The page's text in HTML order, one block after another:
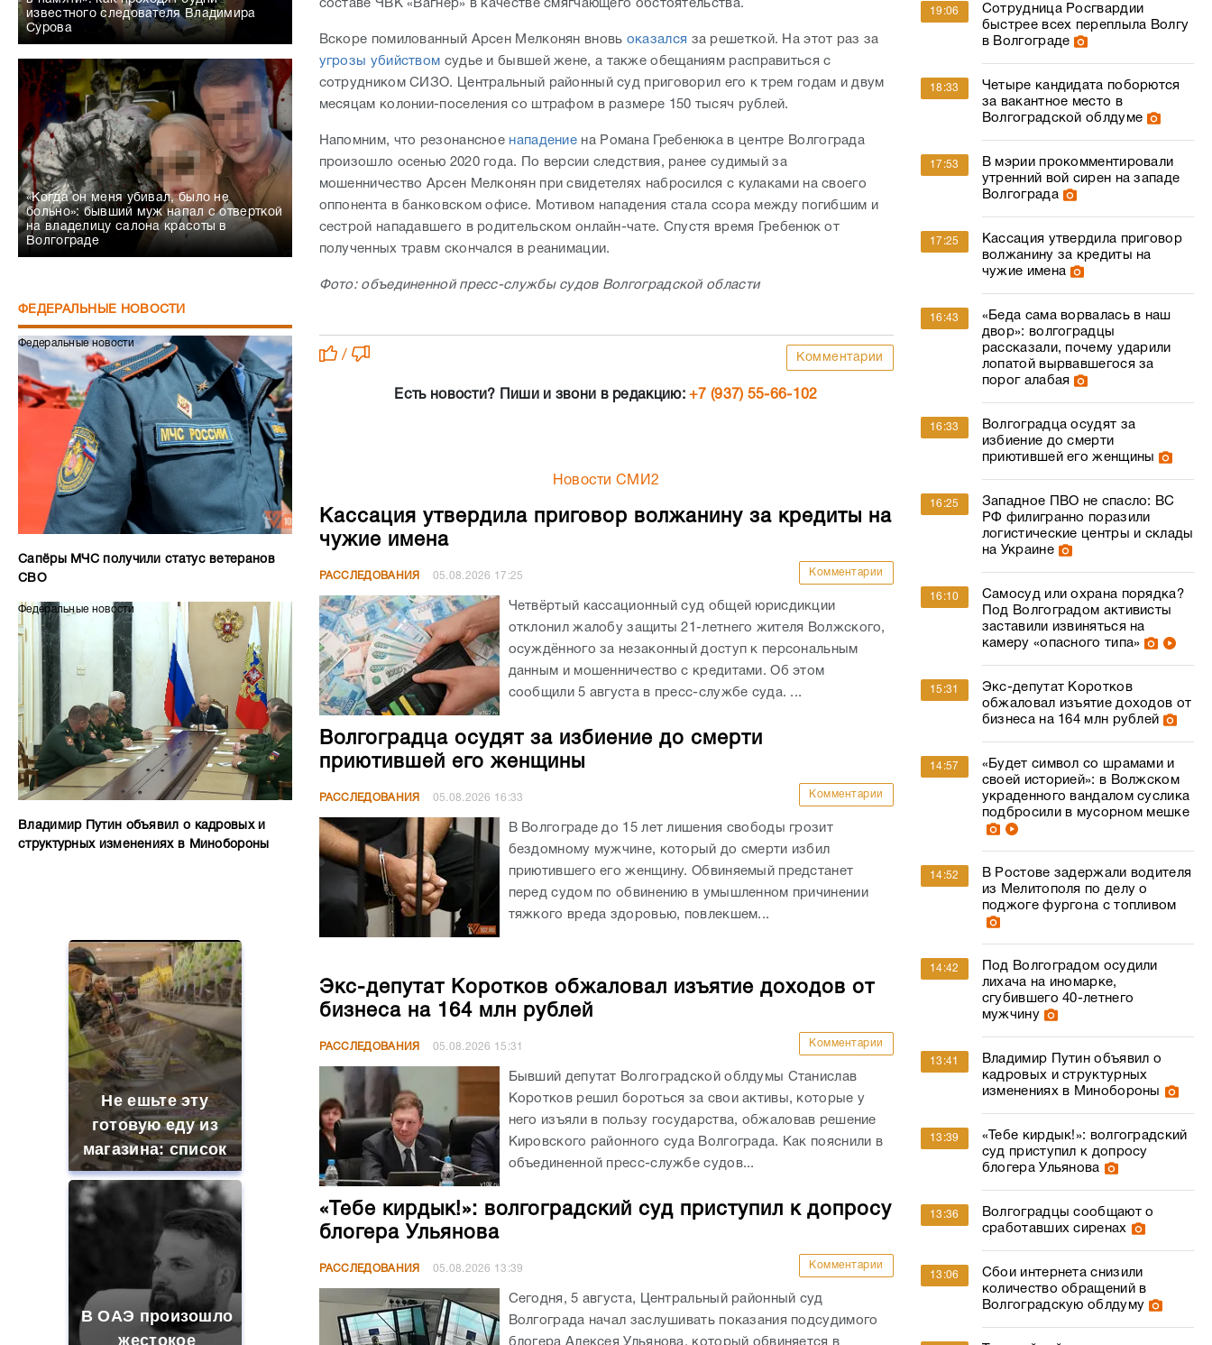
известного следователя Владимира
Сурова
«Когда он меня убивал, было не
больно»: бывший муж напал с отверткой
на владелицу салона красоты в
Волгограде
ФЕДЕРАЛЬНЫЕ НОВОСТИ
Федеральные новости
Сапёры МЧС получили статус ветеранов
СВО
Федеральные новости
Владимир Путин объявил о кадровых и
структурных изменениях в Минобороны
Не ешьте эту
готовую еду из
магазина: список
В ОАЭ произошло
жестокое
составе ЧВК «Вагнер» в качестве смягчающего обстоятельства.
Вскоре помилованный Арсен Мелконян вновь оказался за решеткой. На этот раз за
угрозы убийством судье и бывшей жене, а также обещаниям расправиться с
сотрудником СИЗО. Центральный районный суд приговорил его к трем годам и двум
месяцам колонии-поселения со штрафом в размере 150 тысяч рублей.
Напомним, что резонансное нападение на Романа Гребенюка в центре Волгограда
произошло осенью 2020 года. По версии следствия, ранее судимый за
мошенничество Арсен Мелконян при свидетелях набросился с кулаками на своего
оппонента в банковском офисе. Мотивом нападения стала ссора между погибшим и
сестрой нападавшего в родительском онлайн-чате. Спустя время Гребенюк от
полученных травм скончался в реанимации.
Фото: объединенной пресс-службы судов Волгоградской области
/ Комментарии
Есть новости? Пиши и звони в редакцию:+7 (937) 55-66-102
Новости СМИ2
Кассация утвердила приговор волжанину за кредиты на
чужие имена
РАССЛЕДОВАНИЯ 05.08.2026 17:25 Комментарии
Четвёртый кассационный суд общей юрисдикции
отклонил жалобу защиты 21-летнего жителя Волжского,
осуждённого за незаконный доступ к персональным
данным и мошенничество с кредитами. Об этом
сообщили 5 августа в пресс-службе суда. ...
Волгоградца осудят за избиение до смерти
приютившей его женщины
РАССЛЕДОВАНИЯ 05.08.2026 16:33 Комментарии
В Волгограде до 15 лет лишения свободы грозит
бездомному мужчине, который до смерти избил
приютившего его женщину. Обвиняемый предстанет
перед судом по обвинению в умышленном причинении
тяжкого вреда здоровью, повлекшем...
Экс-депутат Коротков обжаловал изъятие доходов от
бизнеса на 164 млн рублей
РАССЛЕДОВАНИЯ 05.08.2026 15:31 Комментарии
Бывший депутат Волгоградской облдумы Станислав
Коротков решил бороться за свои активы, которые у
него изъяли в пользу государства, обжаловав решение
Кировского районного суда Волгограда. Как пояснили в
объединенной пресс-службе судов...
«Тебе кирдык!»: волгоградский суд приступил к допросу
блогера Ульянова
РАССЛЕДОВАНИЯ 05.08.2026 13:39 Комментарии
Сегодня, 5 августа, Центральный районный суд
Волгограда начал заслушивать показания подсудимого
блогера Алексея Ульянова, который обвиняется в
19:06
Сотрудница Росгвардии
быстрее всех переплыла Волгу
в Волгограде
18:33
Четыре кандидата поборются
за вакантное место в
Волгоградской облдуме
17:53
В мэрии прокомментировали
утренний вой сирен на западе
Волгограда
17:25
Кассация утвердила приговор
волжанину за кредиты на
чужие имена
16:43
«Беда сама ворвалась в наш
двор»: волгоградцы
рассказали, почему ударили
лопатой вырвавшегося за
порог алабая
16:33
Волгоградца осудят за
избиение до смерти
приютившей его женщины
16:25
Западное ПВО не спасло: ВС
РФ филигранно поразили
логистические центры и склады
на Украине
16:10
Самосуд или охрана порядка?
Под Волгоградом активисты
заставили извиняться на
камеру «опасного типа»
15:31
Экс-депутат Коротков
обжаловал изъятие доходов от
бизнеса на 164 млн рублей
14:57
«Будет символ со шрамами и
своей историей»: в Волжском
украденного вандалом суслика
подбросили в мусорном мешке
14:52
В Ростове задержали водителя
из Мелитополя по делу о
поджоге фургона с топливом
14:42
Под Волгоградом осудили
лихача на иномарке,
сгубившего 40-летнего
мужчину
13:41
Владимир Путин объявил о
кадровых и структурных
изменениях в Минобороны
13:39
«Тебе кирдык!»: волгоградский
суд приступил к допросу
блогера Ульянова
13:36
Волгоградцы сообщают о
сработавших сиренах
13:06
Сбои интернета снизили
количество обращений в
Волгоградскую облдуму